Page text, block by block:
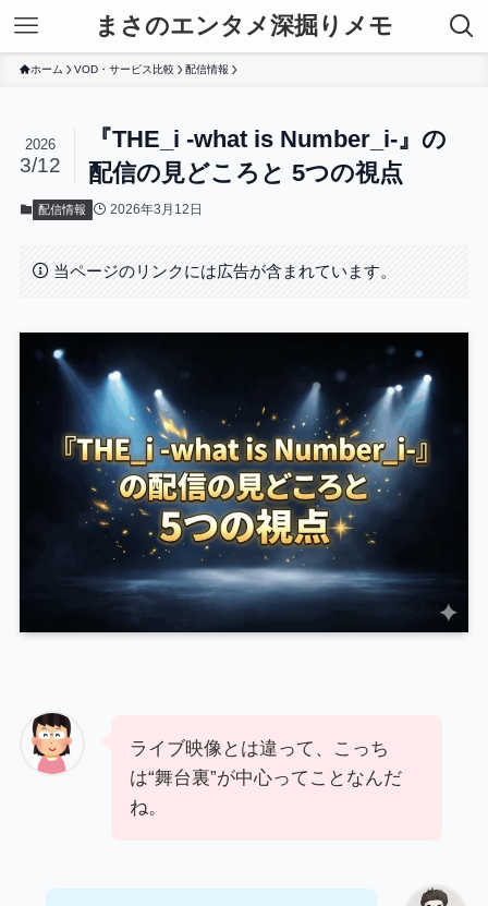
まさのエンタメ深掘りメモ
ホーム VOD・サービス比較 配信情報
『THE_i -what is Number_i-』の
配信の見どころと 5つの視点
2026
3/12
配信情報 2026年3月12日
当ページのリンクには広告が含まれています。
ライブ映像とは違って、こっち
は“舞台裏”が中心ってことなんだ
ね。